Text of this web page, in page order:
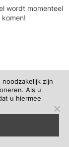
wordt momenteel
zijn
Als u
u hiermee